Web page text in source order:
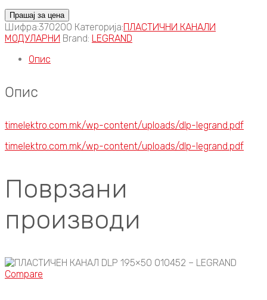
Прашај за цена
Шифра:370200 Категорија:ПЛАСТИЧНИ КАНАЛИ
МОДУЛАРНИ Brand: LEGRAND
Опис
Опис
timelektro.com.mk/wp-content/uploads/dlp-legrand.pdf
timelektro.com.mk/wp-content/uploads/dlp-legrand.pdf
Поврзани
производи
Compare